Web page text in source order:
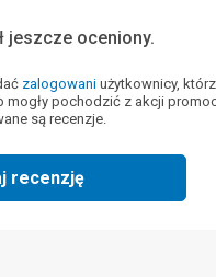
jeszcze oceniony.
zalogowani użytkownicy,
mogły pochodzić z akcji
są recenzje.
recenzję